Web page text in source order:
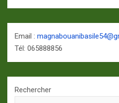
Email :
Tél: 065888856
Rechercher